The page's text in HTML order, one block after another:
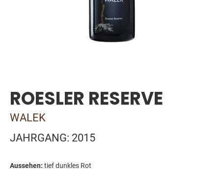
beginning
of
the
images
gallery
ROESLER RESERVE
WALEK
JAHRGANG: 2015
Aussehen: tief dunkles Rot